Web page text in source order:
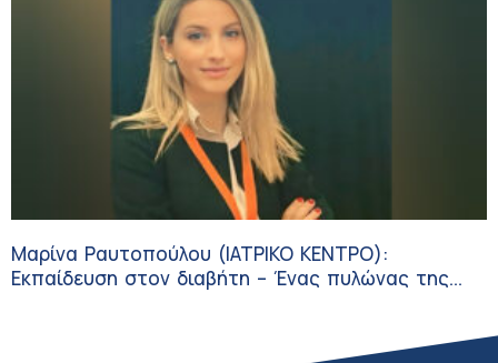
Μαρίνα Ραυτοπούλου (ΙΑΤΡΙΚΟ ΚΕΝΤΡΟ):
Εκπαίδευση στον διαβήτη – Ένας πυλώνας της